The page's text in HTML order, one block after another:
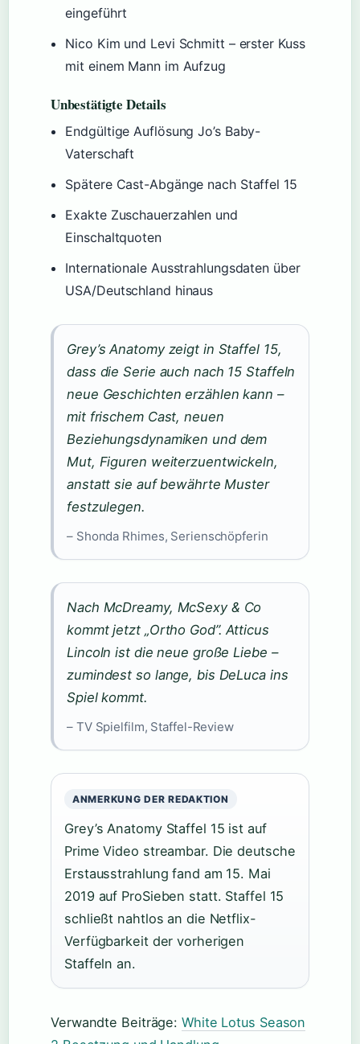
eingeführt
Nico Kim und Levi Schmitt – erster Kuss
mit einem Mann im Aufzug
Unbestätigte Details
Endgültige Auflösung Jo’s Baby-
Vaterschaft
Spätere Cast-Abgänge nach Staffel 15
Exakte Zuschauerzahlen und
Einschaltquoten
Internationale Ausstrahlungsdaten über
USA/Deutschland hinaus
Grey’s Anatomy zeigt in Staffel 15,
dass die Serie auch nach 15 Staffeln
neue Geschichten erzählen kann –
mit frischem Cast, neuen
Beziehungsdynamiken und dem
Mut, Figuren weiterzuentwickeln,
anstatt sie auf bewährte Muster
festzulegen.
– Shonda Rhimes, Serienschöpferin
Nach McDreamy, McSexy & Co
kommt jetzt „Ortho God”. Atticus
Lincoln ist die neue große Liebe –
zumindest so lange, bis DeLuca ins
Spiel kommt.
– TV Spielfilm, Staffel-Review
ANMERKUNG DER REDAKTION
Grey’s Anatomy Staffel 15 ist auf
Prime Video streambar. Die deutsche
Erstausstrahlung fand am 15. Mai
2019 auf ProSieben statt. Staffel 15
schließt nahtlos an die Netflix-
Verfügbarkeit der vorherigen
Staffeln an.
Verwandte Beiträge: White Lotus Season